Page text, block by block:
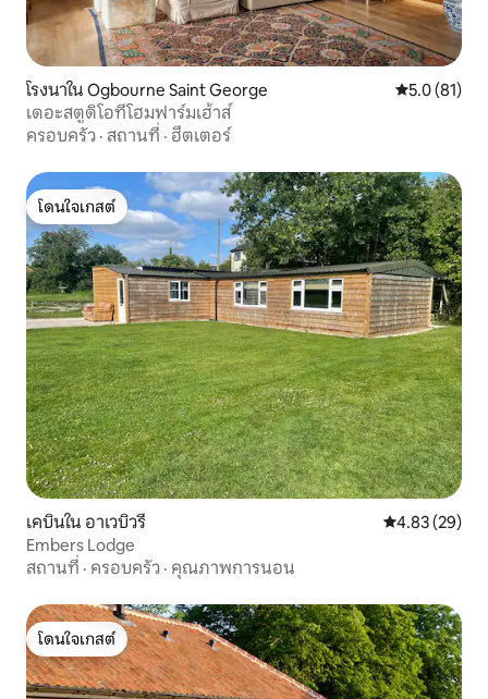
โรงนาใน Ogbourne Saint George คะแนนเฉลี่ย
5.0 (81)
เดอะสตูดิโอที่โฮมฟาร์มเฮ้าส์
ครอบครัว · สถานที่ · ฮีตเตอร์
โดนใจเกสต์
โดนใจเกสต์
เคบินใน อาเวบิวรี คะแนนเฉลี่ย
4.83 (29)
Embers Lodge
สถานที่ · ครอบครัว · คุณภาพการนอน
โดนใจเกสต์
โดนใจเกสต์